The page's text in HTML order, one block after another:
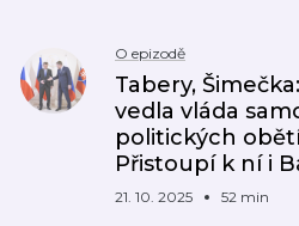
O epizodě
Tabery,
vedla vláda
politických
Přistoupí k ní i
21. 10. 2025 52 min